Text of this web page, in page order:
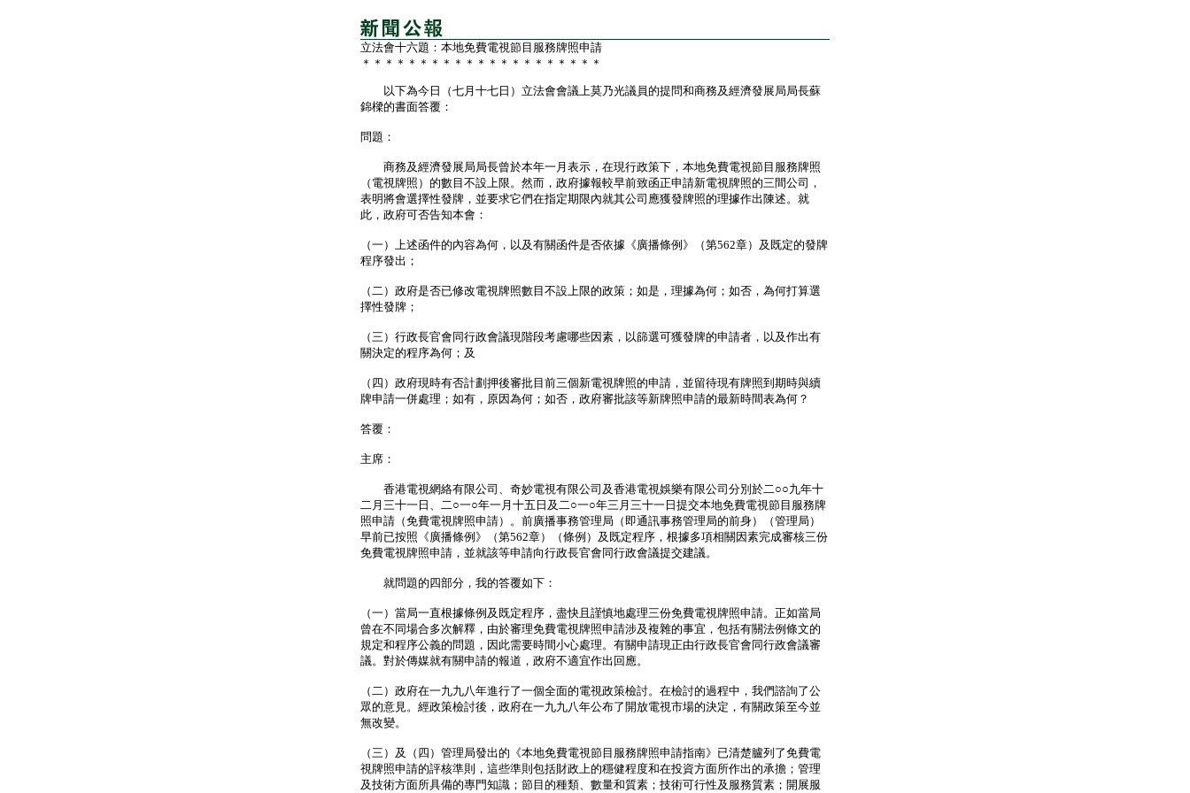
立法會十六題：本地免費電視節目服務牌照申請
＊＊＊＊＊＊＊＊＊＊＊＊＊＊＊＊＊＊＊＊＊
以下為今日（七月十七日）立法會會議上莫乃光議員的提問和商務及經濟發展局局長蘇
錦樑的書面答覆：
問題：
商務及經濟發展局局長曾於本年一月表示，在現行政策下，本地免費電視節目服務牌照
（電視牌照）的數目不設上限。然而，政府據報較早前致函正申請新電視牌照的三間公司，
表明將會選擇性發牌，並要求它們在指定期限內就其公司應獲發牌照的理據作出陳述。就
此，政府可否告知本會：
（一）上述函件的內容為何，以及有關函件是否依據《廣播條例》（第562章）及既定的發牌
程序發出；
（二）政府是否已修改電視牌照數目不設上限的政策；如是，理據為何；如否，為何打算選
擇性發牌；
（三）行政長官會同行政會議現階段考慮哪些因素，以篩選可獲發牌的申請者，以及作出有
關決定的程序為何；及
（四）政府現時有否計劃押後審批目前三個新電視牌照的申請，並留待現有牌照到期時與續
牌申請一併處理；如有，原因為何；如否，政府審批該等新牌照申請的最新時間表為何？
答覆：
主席：
香港電視網絡有限公司、奇妙電視有限公司及香港電視娛樂有限公司分別於二○○九年十
二月三十一日、二○一○年一月十五日及二○一○年三月三十一日提交本地免費電視節目服務牌
照申請（免費電視牌照申請）。前廣播事務管理局（即通訊事務管理局的前身）（管理局）
早前已按照《廣播條例》（第562章）（條例）及既定程序，根據多項相關因素完成審核三份
免費電視牌照申請，並就該等申請向行政長官會同行政會議提交建議。
就問題的四部分，我的答覆如下：
（一）當局一直根據條例及既定程序，盡快且謹慎地處理三份免費電視牌照申請。正如當局
曾在不同場合多次解釋，由於審理免費電視牌照申請涉及複雜的事宜，包括有關法例條文的
規定和程序公義的問題，因此需要時間小心處理。有關申請現正由行政長官會同行政會議審
議。對於傳媒就有關申請的報道，政府不適宜作出回應。
（二）政府在一九九八年進行了一個全面的電視政策檢討。在檢討的過程中，我們諮詢了公
眾的意見。經政策檢討後，政府在一九九八年公布了開放電視市場的決定，有關政策至今並
無改變。
（三）及（四）管理局發出的《本地免費電視節目服務牌照申請指南》已清楚臚列了免費電
視牌照申請的評核準則，這些準則包括財政上的穩健程度和在投資方面所作出的承擔；管理
及技術方面所具備的專門知識；節目的種類、數量和質素；技術可行性及服務質素；開展服